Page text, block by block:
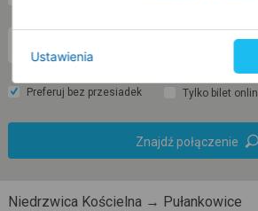
Preferuj bez przesiadek Tylko bilet
Znajdź połączenie
Niedrzwica Kościelna → Pułankowice
Ustawienia